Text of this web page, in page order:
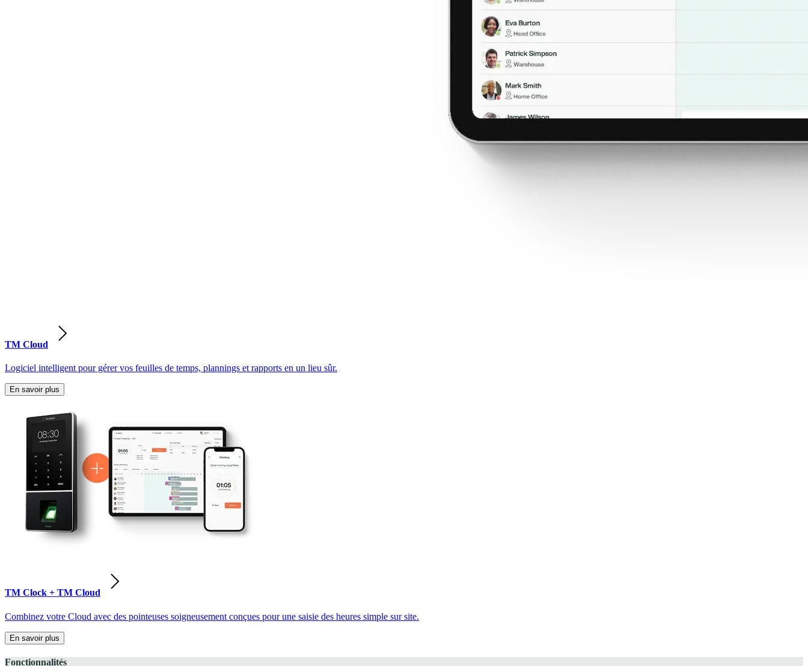
TM Cloud
Logiciel intelligent pour gérer vos feuilles de temps, plannings et rapports en un lieu sûr.
En savoir plus
TM Clock + TM Cloud
Combinez votre Cloud avec des pointeuses soigneusement conçues pour une saisie des heures simple sur site.
En savoir plus
Fonctionnalités